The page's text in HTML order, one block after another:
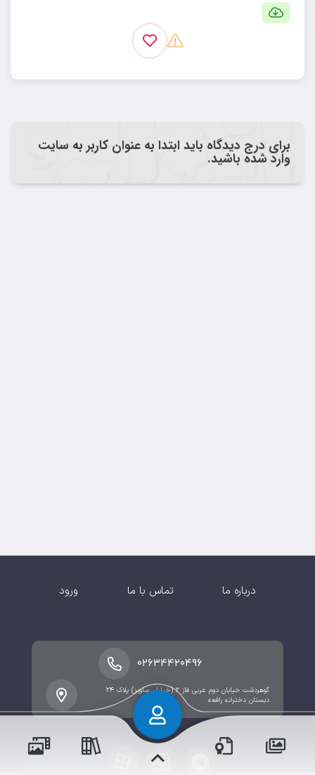
برای درج دیدگاه باید ابتدا به عنوان کاربر به سایت
وارد شده باشید.
درباره ما تماس با ما ورود
گوهردشت خیابان دوم غربی فاز ۲ (خیابان ساویز) پلاک ۲۴
دبستان دخترانه رافعه
۰۲۶۳۴۴۲۰۴۹۶